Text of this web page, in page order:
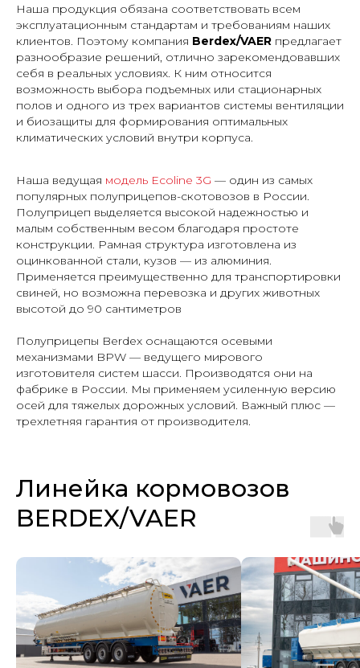
Наша продукция обязана соответствовать всем
эксплуатационным стандартам и требованиям наших
клиентов. Поэтому компания Berdex/VAER предлагает
разнообразие решений, отлично зарекомендовавших
себя в реальных условиях. К ним относится
возможность выбора подъемных или стационарных
полов и одного из трех вариантов системы вентиляции
и биозащиты для формирования оптимальных
климатических условий внутри корпуса.
Наша ведущая модель Ecoline 3G — один из самых
популярных полуприцепов-скотовозов в России.
Полуприцеп выделяется высокой надежностью и
малым собственным весом благодаря простоте
конструкции. Рамная структура изготовлена из
оцинкованной стали, кузов — из алюминия.
Применяется преимущественно для транспортировки
свиней, но возможна перевозка и других животных
высотой до 90 сантиметров
Полуприцепы Berdex оснащаются осевыми
механизмами BPW — ведущего мирового
изготовителя систем шасси. Производятся они на
фабрике в России. Мы применяем усиленную версию
осей для тяжелых дорожных условий. Важный плюс —
трехлетняя гарантия от производителя.
Линейка кормовозов
BERDEX/VAER